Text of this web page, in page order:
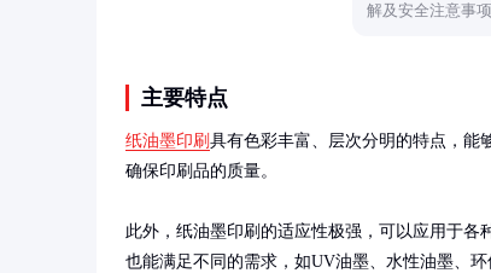
解及安全注意事
主要特点
纸油墨印刷 具有色彩丰富、层次分明的特点，能
确保印刷品的质量。
此外，纸油墨印刷的适应性极强，可以应用于
也能满足不同的需求，如UV油墨、水性油墨、环